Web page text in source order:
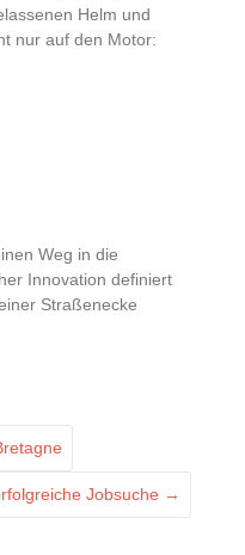
Helm und
nur auf den Motor:
Weg in die
Innovation definiert
Straßenecke
Jobsuche →